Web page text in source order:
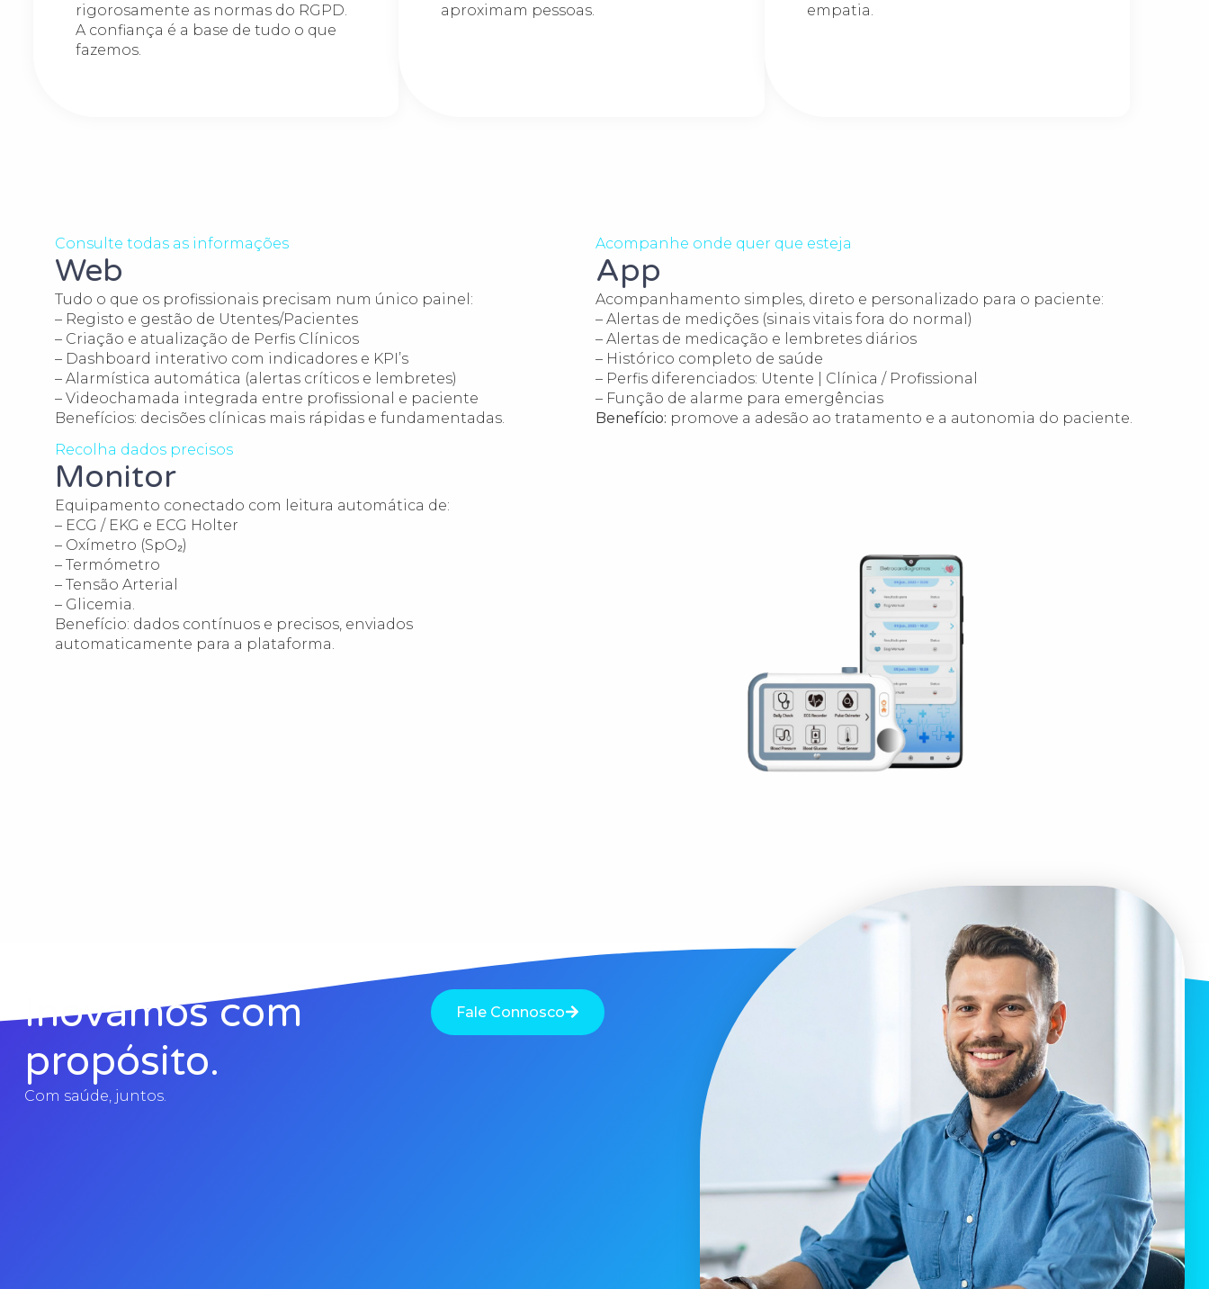
rigorosamente as normas do RGPD.
A confiança é a base de tudo o que
fazemos.
aproximam pessoas.
empatia.
Consulte todas as informações
Web
Tudo o que os profissionais precisam num único painel:
– Registo e gestão de Utentes/Pacientes
– Criação e atualização de Perfis Clínicos
– Dashboard interativo com indicadores e KPI’s
– Alarmística automática (alertas críticos e lembretes)
– Videochamada integrada entre profissional e paciente
Benefícios: decisões clínicas mais rápidas e fundamentadas.
Recolha dados precisos
Monitor
Equipamento conectado com leitura automática de:
– ECG / EKG e ECG Holter
– Oxímetro (SpO₂)
– Termómetro
– Tensão Arterial
– Glicemia.
Benefício: dados contínuos e precisos, enviados
automaticamente para a plataforma.
Acompanhe onde quer que esteja
App
Acompanhamento simples, direto e personalizado para o paciente:
– Alertas de medições (sinais vitais fora do normal)
– Alertas de medicação e lembretes diários
– Histórico completo de saúde
– Perfis diferenciados: Utente | Clínica / Profissional
– Função de alarme para emergências
Benefício: promove a adesão ao tratamento e a autonomia do paciente.
Inovamos com
propósito.​
Com saúde, juntos.
Fale Connosco